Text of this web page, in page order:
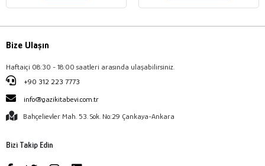
Bize Ulaşın
Haftaiçi 08:30 - 18:00 saatleri arasında ulaşabilirsiniz.
+90 312 223 7773
info@gazikitabevi.com.tr
Bahçelievler Mah. 53. Sok. No:29 Çankaya-Ankara
Bizi Takip Edin